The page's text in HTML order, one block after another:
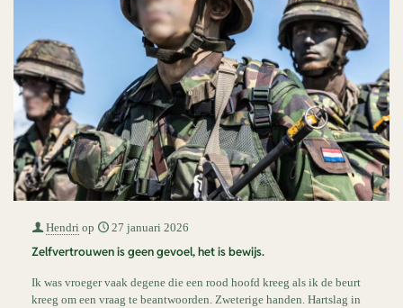
Hendri op 27 januari 2026
Zelfvertrouwen is geen gevoel, het is bewijs.
Ik was vroeger vaak degene die een rood hoofd kreeg als ik de beurt
kreeg om een vraag te beantwoorden. Zweterige handen. Hartslag in